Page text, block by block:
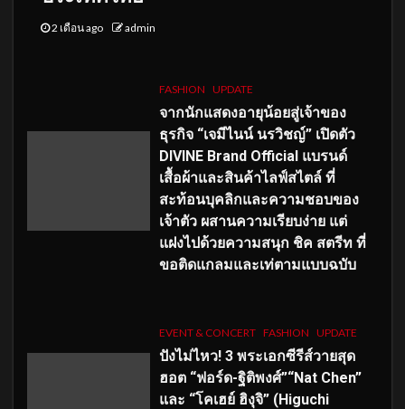
2 เดือน ago admin
FASHION UPDATE
จากนักแสดงอายุน้อยสู่เจ้าของ
ธุรกิจ “เจมีไนน์ นรวิชญ์” เปิดตัว
DIVINE Brand Official แบรนด์
เสื้อผ้าและสินค้าไลฟ์สไตล์ ที่
สะท้อนบุคลิกและความชอบของ
เจ้าตัว ผสานความเรียบง่าย แต่
แฝงไปด้วยความสนุก ชิค สตรีท ที่
ขอติดแกลมและเท่ตามแบบฉบับ
EVENT & CONCERT FASHION UPDATE
ปังไม่ไหว! 3 พระเอกซีรีส์วายสุด
ฮอต “ฟอร์ด-ฐิติพงศ์”“Nat Chen”
และ “โคเฮย์ ฮิงุจิ” (Higuchi